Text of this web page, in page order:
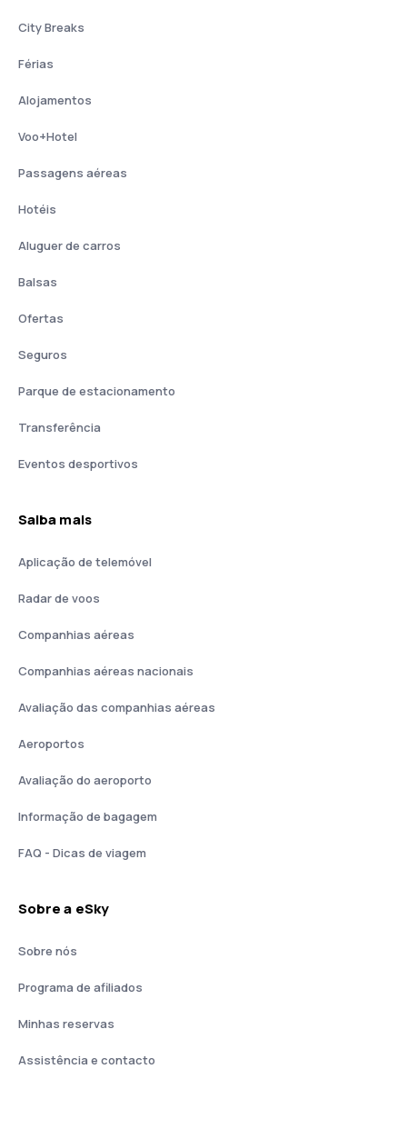
City Breaks
Férias
Alojamentos
Voo+Hotel
Passagens aéreas
Hotéis
Aluguer de carros
Balsas
Ofertas
Seguros
Parque de estacionamento
Transferência
Eventos desportivos
Saiba mais
Aplicação de telemóvel
Radar de voos
Companhias aéreas
Companhias aéreas nacionais
Avaliação das companhias aéreas
Aeroportos
Avaliação do aeroporto
Informação de bagagem
FAQ - Dicas de viagem
Sobre a eSky
Sobre nós
Programa de afiliados
Minhas reservas
Assistência e contacto